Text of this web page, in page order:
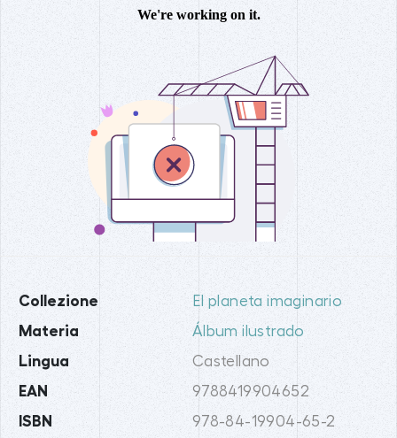
Collezione El planeta imaginario
Materia Álbum ilustrado
Lingua Castellano
EAN 9788419904652
ISBN 978-84-19904-65-2